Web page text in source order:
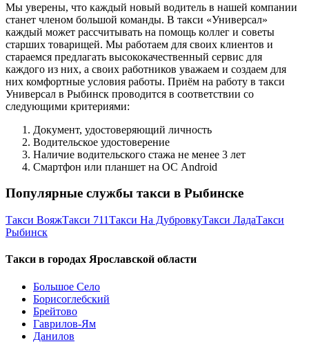
Мы уверены, что каждый новый водитель в нашей компании
станет членом большой команды. В такси «Универсал»
каждый может рассчитывать на помощь коллег и советы
старших товарищей. Мы работаем для своих клиентов и
стараемся предлагать высококачественный сервис для
каждого из них, а своих работников уважаем и создаем для
них комфортные условия работы. Приём на работу в такси
Универсал в Рыбинск проводится в соответствии со
следующими критериями:
Документ, удостоверяющий личность
Водительское удостоверение
Наличие водительского стажа не менее 3 лет
Смартфон или планшет на ОС Android
Популярные службы такси в Рыбинске
Такси ВояжТакси 711Такси На ДубровкуТакси ЛадаТакси
Рыбинск
Такси в городах Ярославской области
Большое Село
Борисоглебский
Брейтово
Гаврилов-Ям
Данилов